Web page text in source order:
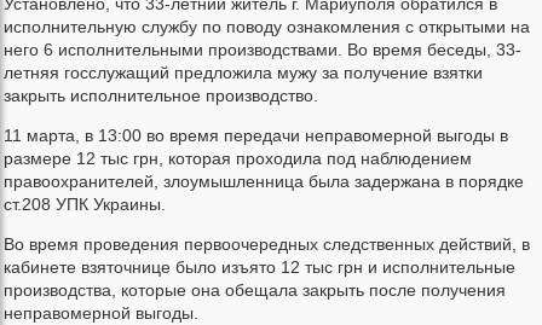
исполнительную службу по поводу ознакомления с открытыми на
него 6 исполнительными производствами. Во время беседы, 33-
летняя госслужащий предложила мужу за получение взятки
закрыть исполнительное производство.
11 марта, в 13:00 во время передачи неправомерной выгоды в
размере 12 тыс грн, которая проходила под наблюдением
правоохранителей, злоумышленница была задержана в порядке
ст.208 УПК Украины.
Во время проведения первоочередных следственных действий, в
кабинете взяточнице было изъято 12 тыс грн и исполнительные
производства, которые она обещала закрыть после получения
неправомерной выгоды.